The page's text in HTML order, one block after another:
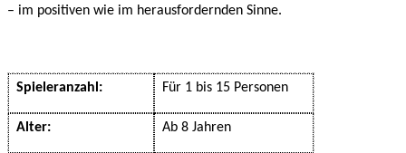
– im positiven wie im herausfordernden Sinne.
Spieleranzahl: Für 1 bis 15 Personen
Alter: Ab 8 Jahren